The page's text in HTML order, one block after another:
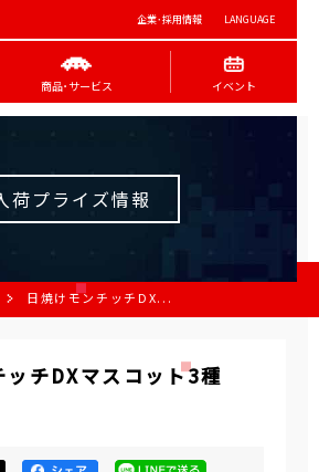
企業･採用情報 LANGUAGE
商品･サービス イベント
荷プライズ情報
日焼けモンチッチDX...
ッチDXマスコット3種